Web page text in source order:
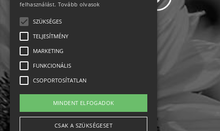
Impresszum-kapcsolat
Jogi nyilatkozat
Rólunk
felhasználást. Tovább olvasok
SZÜKSÉGES
TELJESÍTMÉNY
MARKETING
FUNKCIONÁLIS
CSOPORTOSÍTATLAN
MINDENT ELFOGADOK
CSAK A SZÜKSÉGESET